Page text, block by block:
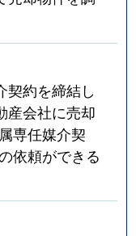
契約を締結し
産会社に売却
専任媒介契
依頼ができる